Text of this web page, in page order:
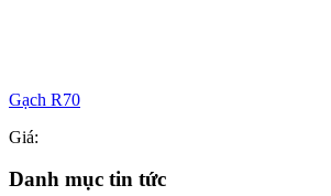
Gạch R70
Giá:
Danh mục tin tức